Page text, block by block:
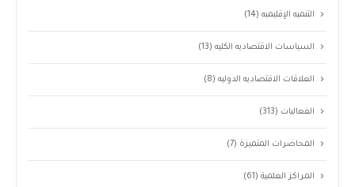
التنميه الإقليميه(14)
السياسات الاقتصاديه الكليه(13)
العلاقات الاقتصاديه الدوليه(8)
الفعاليات (313)
المحاضرات المتميزة (7)
المراكز العلمية(61)